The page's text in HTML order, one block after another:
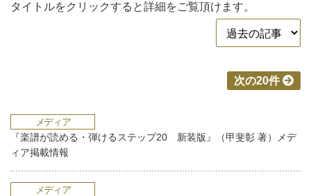
タイトルをクリックすると詳細をご覧頂けます。
次の20件
メディア
『楽譜が読める・弾けるステップ20 新装版』（甲斐彰 著）メデ
ィア掲載情報
メディア